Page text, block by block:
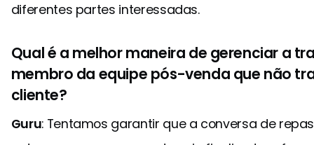
diferentes partes interessadas.
Qual é a melhor maneira de gerenciar a
membro da equipe pós-venda que não
cliente?
Guru: Tentamos garantir que a conversa de